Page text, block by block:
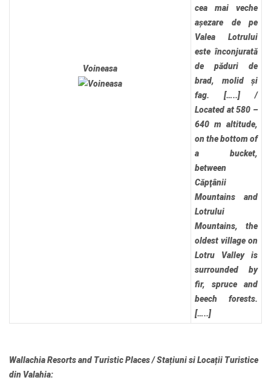
Voineasa
cea mai veche
așezare de pe
Valea Lotrului
este înconjurată
de păduri de
brad, molid și
fag. […..] /
Located at 580 –
640 m altitude,
on the bottom of
a bucket,
between
Căpţânii
Mountains and
Lotrului
Mountains, the
oldest village on
Lotru Valley is
surrounded by
fir, spruce and
beech forests.
[…..]
Wallachia Resorts and Turistic Places / Stațiuni si Locații Turistice
din Valahia: